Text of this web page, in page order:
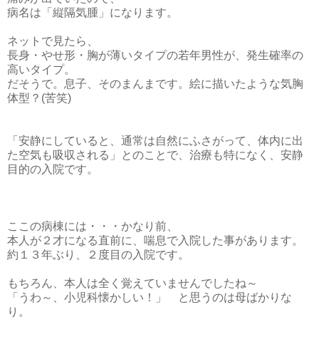
病名は「縦隔気腫」になります。
ネットで見たら、
長身・やせ形・胸が薄いタイプの若年男性が、発生確率の
高いタイプ。
だそうで。息子、そのまんまです。絵に描いたような気胸
体型？(苦笑)
「安静にしていると、通常は自然にふさがって、体内に出
た空気も吸収される」とのことで、治療も特になく、安静
目的の入院です。
ここの病棟には・・・かなり前、
本人が２才になる直前に、喘息で入院した事があります。
約１３年ぶり、２度目の入院です。
もちろん、本人は全く覚えていませんでしたね～
「うわ～、小児科懐かしい！」 と思うのは母ばかりな
り。